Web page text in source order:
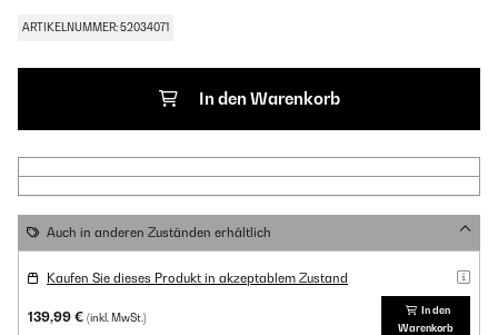
ARTIKELNUMMER: 52034071
In den Warenkorb
Auch in anderen Zuständen erhältlich
Kaufen Sie dieses Produkt in akzeptablem Zustand
139,99 € (inkl. MwSt.)
In den
Warenkorb